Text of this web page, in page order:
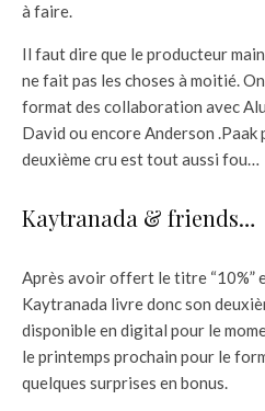
à faire.
Il faut dire que le producteur
ne fait pas les choses à moitié.
format des collaboration avec
David ou encore Anderson .Paak
deuxième cru est tout aussi fou…
Kaytranada & friends…
Après avoir offert le titre “10%”
Kaytranada livre donc son
disponible en digital pour le
le printemps prochain pour le
quelques surprises en bonus.